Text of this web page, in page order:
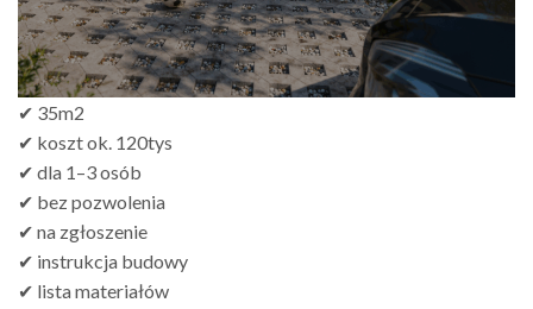
✔ 35m2
✔ koszt ok. 120tys
✔ dla 1–3 osób
✔ bez pozwolenia
✔ na zgłoszenie
✔ instrukcja budowy
✔ lista materiałów